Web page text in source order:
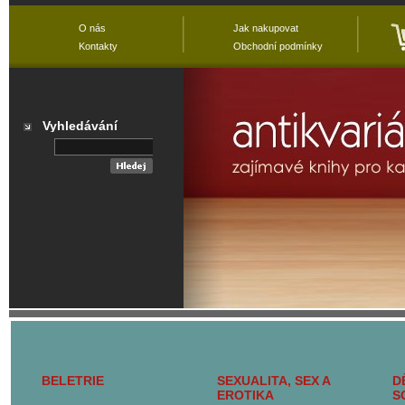
BELETRIE
SEXUALITA, SEX A
EROTIKA
Hlavní kategorie
O nás
Kontakty
Jak nakupovat
Obchodní podmínky
Vyhledávání